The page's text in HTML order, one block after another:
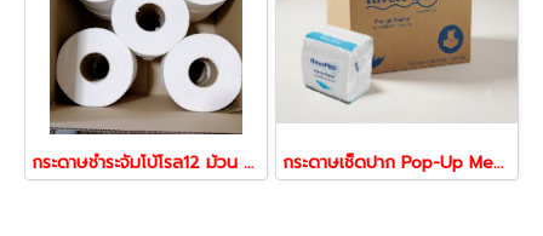
กระดาษชำระจัมโบ้โรล12 ม้วน ยาว300เมตรต่อ1ม้วน กระดาษทิชชู่2ชั้น พร้อมส่ง 56565 กระดาษเช็ดปาก Pop-Up Medium | กระดาษเช็ดปากแบบดึง 1 แผ่น ใช้งานสะดวก สำหรับร้านอาหาร คาเฟ่ และโรงแรม